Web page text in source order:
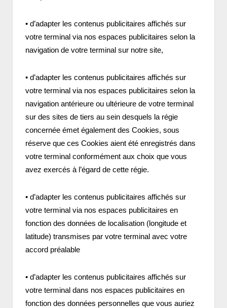
• d’adapter les contenus publicitaires affichés sur
votre terminal via nos espaces publicitaires selon la
navigation de votre terminal sur notre site,
• d’adapter les contenus publicitaires affichés sur
votre terminal via nos espaces publicitaires selon la
navigation antérieure ou ultérieure de votre terminal
sur des sites de tiers au sein desquels la régie
concernée émet également des Cookies, sous
réserve que ces Cookies aient été enregistrés dans
votre terminal conformément aux choix que vous
avez exercés à l’égard de cette régie.
• d’adapter les contenus publicitaires affichés sur
votre terminal via nos espaces publicitaires en
fonction des données de localisation (longitude et
latitude) transmises par votre terminal avec votre
accord préalable
• d’adapter les contenus publicitaires affichés sur
votre terminal dans nos espaces publicitaires en
fonction des données personnelles que vous auriez